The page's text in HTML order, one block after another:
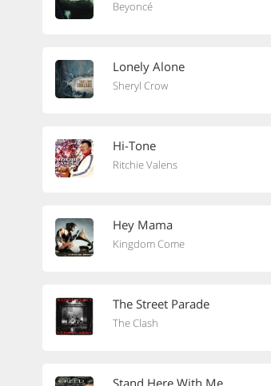
Beyoncé
Lonely Alone
Sheryl Crow
Hi-Tone
Ritchie Valens
Hey Mama
Kingdom Come
The Street Parade
The Clash
Stand Here With Me